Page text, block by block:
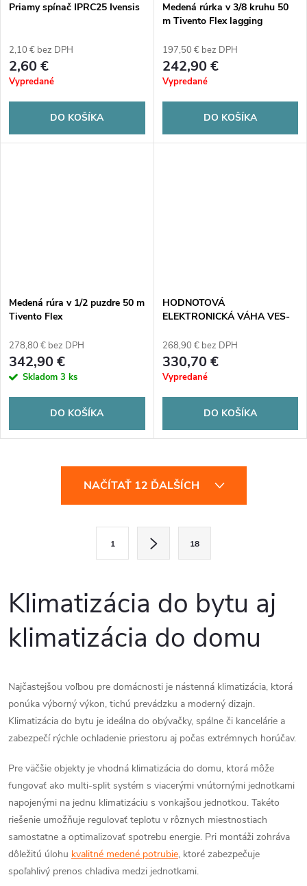
Priamy spínač IPRC25 Ivensis
2,10 € bez DPH
2,60 €
Vypredané
DO KOŠÍKA
Medená rúrka v 3/8 kruhu 50
m Tivento Flex lagging
197,50 € bez DPH
242,90 €
Vypredané
DO KOŠÍKA
Medená rúra v 1/2 puzdre 50 m
Tivento Flex
278,80 € bez DPH
342,90 €
Skladom 3 ks
DO KOŠÍKA
HODNOTOVÁ
ELEKTRONICKÁ VÁHA VES-
268,90 € bez DPH
330,70 €
Vypredané
DO KOŠÍKA
d
a
c
e
p
v
k
y
v
NAČÍTAŤ 12 ĎALŠÍCH
á
n
k
o
a
n
i
e
1 18
Klimatizácia do bytu aj
klimatizácia do domu
Najčastejšou voľbou pre domácnosti je nástenná klimatizácia, ktorá
ponúka výborný výkon, tichú prevádzku a moderný dizajn.
Klimatizácia do bytu je ideálna do obývačky, spálne či kancelárie a
zabezpečí rýchle ochladenie priestoru aj počas extrémnych horúčav.
Pre väčšie objekty je vhodná klimatizácia do domu, ktorá môže
fungovať ako multi-split systém s viacerými vnútornými jednotkami
napojenými na jednu klimatizáciu s vonkajšou jednotkou. Takéto
riešenie umožňuje regulovať teplotu v rôznych miestnostiach
samostatne a optimalizovať spotrebu energie. Pri montáži zohráva
dôležitú úlohu kvalitné medené potrubie, ktoré zabezpečuje
spoľahlivý prenos chladiva medzi jednotkami.